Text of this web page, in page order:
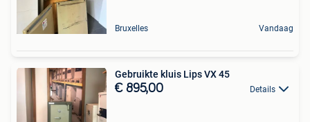
Bruxelles Vandaag
Gebruikte kluis Lips VX 45
€ 895,00 Details